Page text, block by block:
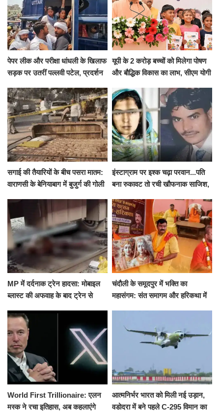
पेपर लीक और परीक्षा धांधली के खिलाफ
सड़क पर उतरीं पल्लवी पटेल, प्रदर्शन
यूपी के 2 करोड़ बच्चों को मिलेगा पोषण
और बौद्धिक विकास का लाभ, सीएम योगी
सगाई की तैयारियों के बीच पसरा मातम:
वाराणसी के बेनियाबाग में बुजुर्ग की गोली
इंस्टाग्राम पर इश्क चढ़ा परवान...पति
बना रुकावट तो रची खौफनाक साजिश,
के घाट
MP में दर्दनाक ट्रेन हादसा: मोबाइल
ब्लास्ट की अफवाह के बाद ट्रेन से
रौंदा, 4 की मौत
चंदौली के समूदपुर में भक्ति का
महासंगम: संत समागम और हरिकथा में
World First Trillionaire: एलन
मस्क ने रचा इतिहास, अब कहलाएंगे
आत्मनिर्भर भारत को मिली नई उड़ान,
वडोदरा में बने पहले C-295 विमान का